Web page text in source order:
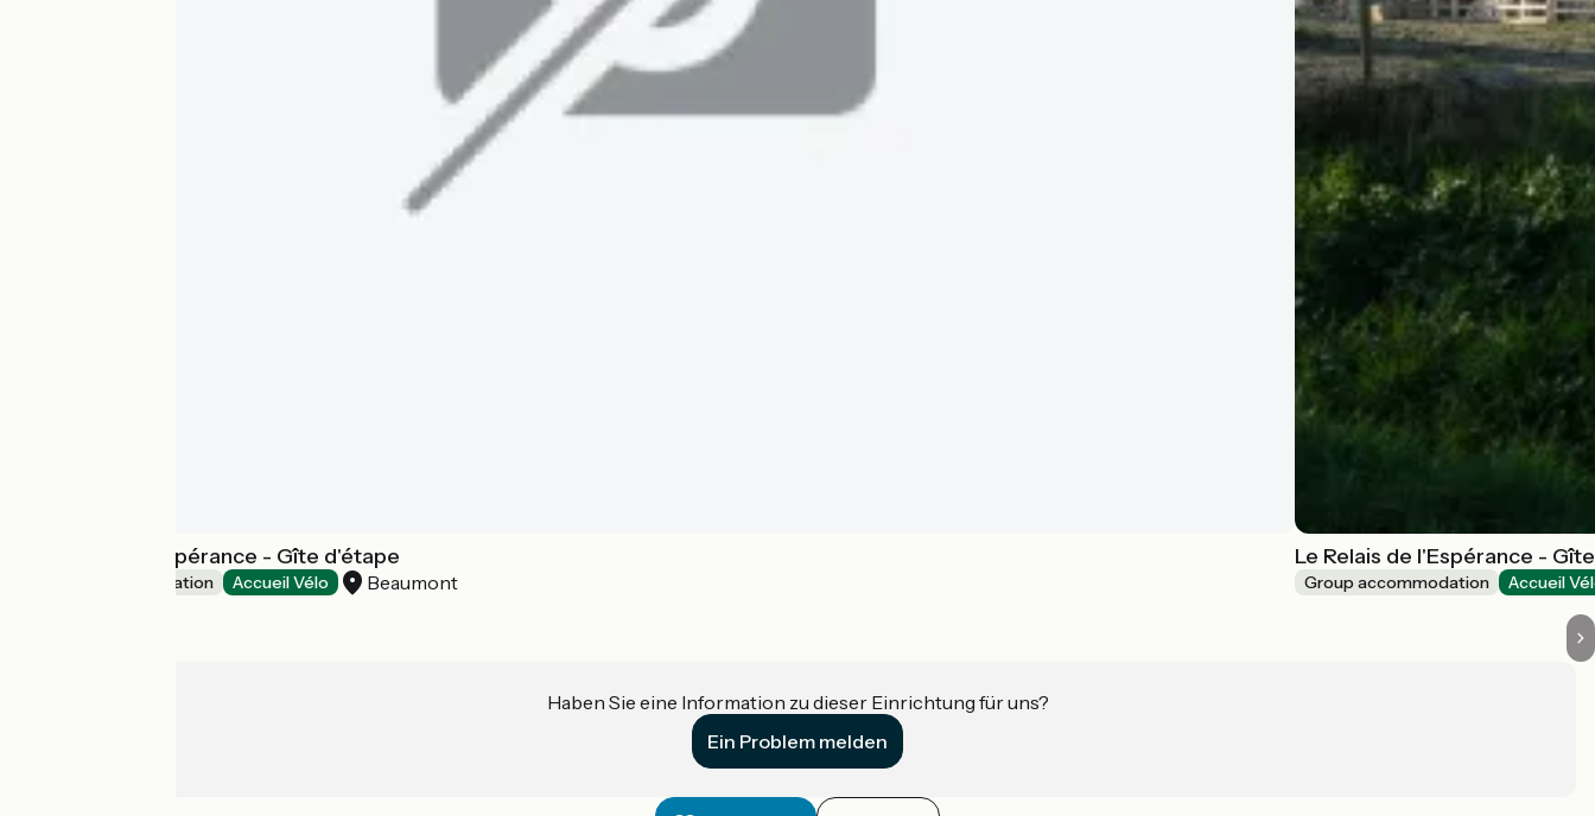
Le Relais de l'Espérance - Gîte d'étape
Group accommodation Accueil Vélo Beaumont
Le Relais de l'Espérance -
Group accommodation Accueil
Haben Sie eine Information zu dieser Einrichtung für uns?
Ein Problem melden